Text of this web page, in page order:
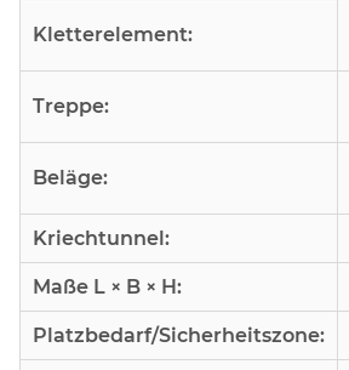
Kletterelement:
Treppe:
Beläge:
Kriechtunnel:
Maße L × B × H:
Platzbedarf/Sicherheitszone: